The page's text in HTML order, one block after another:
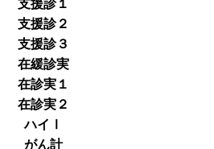
支援診１
支援診２
支援診３
在緩診実
在診実１
在診実２
ハイⅠ
がん計